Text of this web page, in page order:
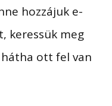
hozzájuk e-
keressük meg
ott fel van